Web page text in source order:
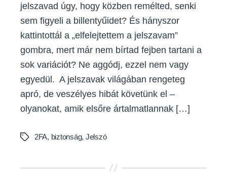
jelszavad úgy, hogy közben remélted, senki
sem figyeli a billentyűidet? És hányszor
kattintottál a „elfelejtettem a jelszavam”
gombra, mert már nem bírtad fejben tartani a
sok variációt? Ne aggódj, ezzel nem vagy
egyedül. A jelszavak világában rengeteg
apró, de veszélyes hibát követünk el –
olyanokat, amik elsőre ártalmatlannak […]
Tags2FA, biztonság, Jelszó